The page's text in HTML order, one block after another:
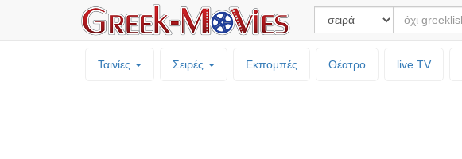
Ταινίες Σειρές Εκπομπές Θέατρο live TV